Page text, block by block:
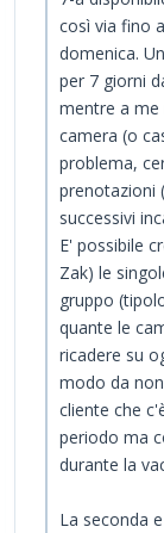
così via fino
domenica.
per 7 giorni
mentre a me
camera (o
problema,
prenotazioni
successivi
E' possibile
Zak) le
gruppo
quante le
ricadere su
modo da
cliente che
periodo ma
durante la
La seconda